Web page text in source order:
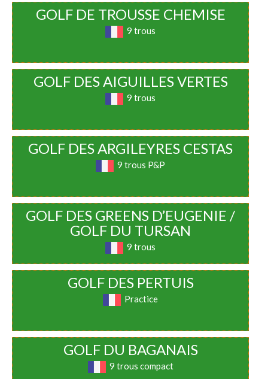
GOLF DE TROUSSE CHEMISE
9 trous
GOLF DES AIGUILLES VERTES
9 trous
GOLF DES ARGILEYRES CESTAS
9 trous P&P
GOLF DES GREENS D’EUGENIE /
GOLF DU TURSAN
9 trous
GOLF DES PERTUIS
Practice
GOLF DU BAGANAIS
9 trous compact